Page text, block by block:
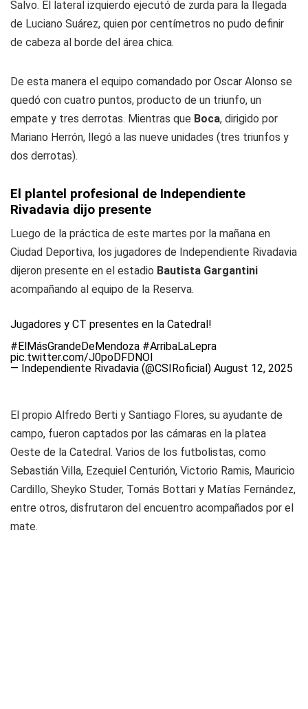
Salvo. El lateral izquierdo ejecutó de zurda para la llegada
de Luciano Suárez, quien por centímetros no pudo definir
de cabeza al borde del área chica.
De esta manera el equipo comandado por Oscar Alonso se
quedó con cuatro puntos, producto de un triunfo, un
empate y tres derrotas. Mientras que Boca, dirigido por
Mariano Herrón, llegó a las nueve unidades (tres triunfos y
dos derrotas).
El plantel profesional de Independiente
Rivadavia dijo presente
Luego de la práctica de este martes por la mañana en
Ciudad Deportiva, los jugadores de Independiente Rivadavia
dijeron presente en el estadio Bautista Gargantini
acompañando al equipo de la Reserva.
Jugadores y CT presentes en la Catedral!
#ElMásGrandeDeMendoza #ArribaLaLepra
pic.twitter.com/J0poDFDNOI
— Independiente Rivadavia (@CSIRoficial) August 12, 2025
El propio Alfredo Berti y Santiago Flores, su ayudante de
campo, fueron captados por las cámaras en la platea
Oeste de la Catedral. Varios de los futbolistas, como
Sebastián Villa, Ezequiel Centurión, Victorio Ramis, Mauricio
Cardillo, Sheyko Studer, Tomás Bottari y Matías Fernández,
entre otros, disfrutaron del encuentro acompañados por el
mate.